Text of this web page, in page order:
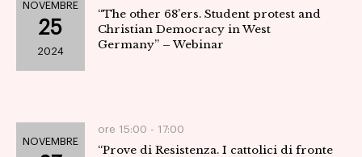
NOVEMBRE
25
2024
“The other 68’ers. Student protest and
Christian Democracy in West
Germany” – Webinar
NOVEMBRE
ore 15:00 - 17:00
“Prove di Resistenza. I cattolici di fronte